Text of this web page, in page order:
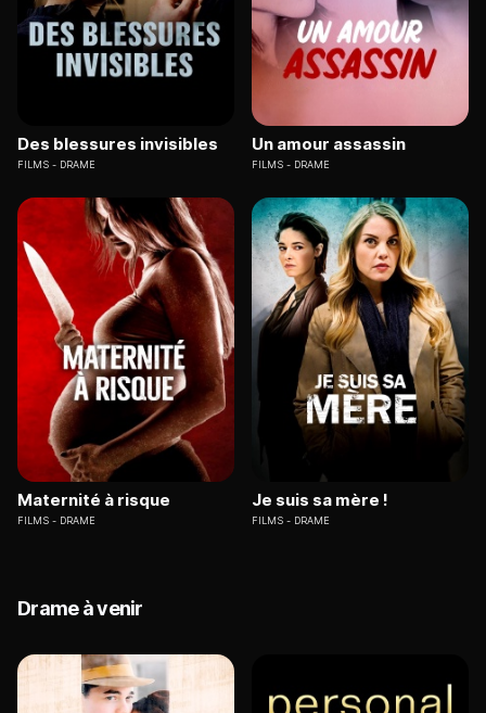
Des blessures invisibles
FILMS DRAME
Un amour assassin
FILMS DRAME
Maternité à risque
FILMS DRAME
Je suis sa mère !
FILMS DRAME
Drame à venir